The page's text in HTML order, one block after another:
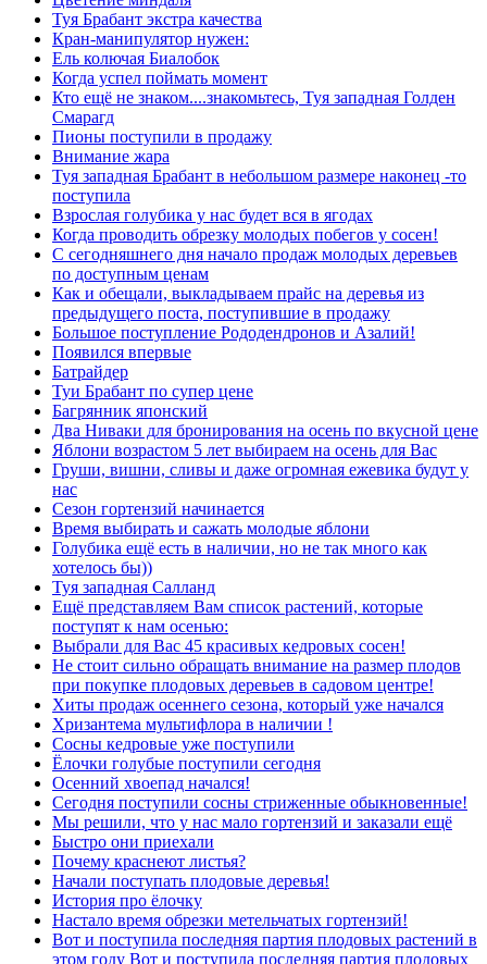
Туя Брабант экстра качества
Кран-манипулятор нужен:
Ель колючая Биалобок
Когда успел поймать момент
Кто ещё не знаком....знакомьтесь, Туя западная Голден
Смарагд
Пионы поступили в продажу
Внимание жара
Туя западная Брабант в небольшом размере наконец -то
поступила
Взрослая голубика у нас будет вся в ягодах
Когда проводить обрезку молодых побегов у сосен!
С сегодняшнего дня начало продаж молодых деревьев
по доступным ценам
Как и обещали, выкладываем прайс на деревья из
предыдущего поста, поступившие в продажу
Большое поступление Рододендронов и Азалий!
Появился впервые
Батрайдер
Туи Брабант по супер цене
Багрянник японский
Два Ниваки для бронирования на осень по вкусной цене
Яблони возрастом 5 лет выбираем на осень для Вас
Груши, вишни, сливы и даже огромная ежевика будут у
нас
Сезон гортензий начинается
Время выбирать и сажать молодые яблони
Голубика ещё есть в наличии, но не так много как
хотелось бы))
Туя западная Салланд
Ещё представляем Вам список растений, которые
поступят к нам осенью:
Выбрали для Вас 45 красивых кедровых сосен!
Не стоит сильно обращать внимание на размер плодов
при покупке плодовых деревьев в садовом центре!
Хиты продаж осеннего сезона, который уже начался
Хризантема мультифлора в наличии !
Сосны кедровые уже поступили
Ёлочки голубые поступили сегодня
Осенний хвоепад начался!
Сегодня поступили сосны стриженные обыкновенные!
Мы решили, что у нас мало гортензий и заказали ещё
Быстро они приехали
Почему краснеют листья?
Начали поступать плодовые деревья!
История про ёлочку
Настало время обрезки метельчатых гортензий!
Вот и поступила последняя партия плодовых растений в
этом году Вот и поступила последняя партия плодовых